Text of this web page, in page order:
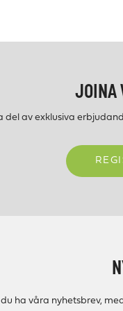
JOINA
del av exklusiva
du ha våra nyhetsbrev,